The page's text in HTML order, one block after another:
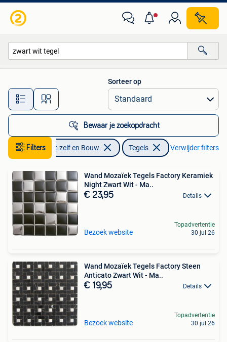
Alle afstanden…
Sorteer op
Bewaar je zoekopdracht
Filters
Doe-het-zelf en Bouw Tegels Verwijder filters
Wand Mozaïek Tegels Factory Keramiek
Night Zwart Wit - Ma..
€ 23,95 Details
Bezoek website
Topadvertentie
30 jul 26
Wand Mozaïek Tegels Factory Steen
Anticato Zwart Wit - Ma..
€ 19,95 Details
Bezoek website
Topadvertentie
30 jul 26